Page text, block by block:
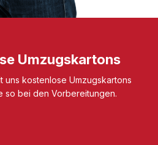
Umzugskartons
uns kostenlose Umzugskartons
so bei den Vorbereitungen.